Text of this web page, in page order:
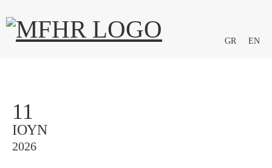
GR EN
11
ΙΟΎΝ
2026